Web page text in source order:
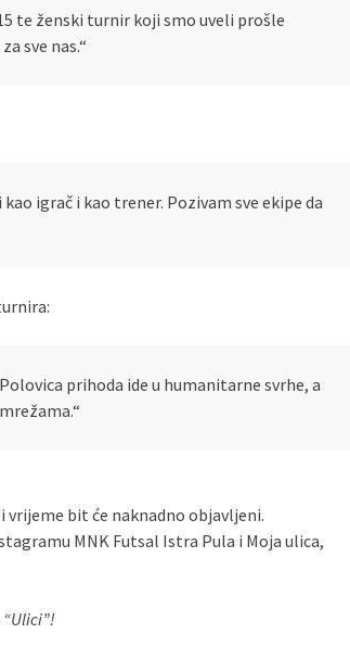
te ženski turnir koji smo uveli prošle
sve nas.“
igrač i kao trener. Pozivam sve ekipe da
prihoda ide u humanitarne svrhe, a
vrijeme bit će naknadno objavljeni.
MNK Futsal Istra Pula i Moja ulica,